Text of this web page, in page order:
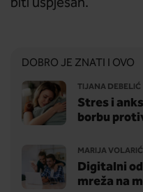
DOBRO JE ZNATI I OVO
TIJANA DEBELIĆ
Stres i
borbu
MARIJA VOLARIĆ
Digitalni
mreža na